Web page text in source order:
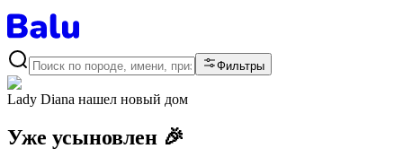
Фильтры
Lady Diana нашел новый дом
Уже усыновлен 🎉